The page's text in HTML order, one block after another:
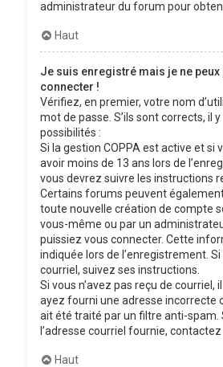
administrateur du forum pour
Haut
Je suis enregistré mais je ne peux
connecter !
Vérifiez, en premier, votre nom
mot de passe. S’ils sont corrects, il
possibilités :
Si la gestion COPPA est active et si
avoir moins de 13 ans lors de
vous devrez suivre les instructions
Certains forums peuvent
toute nouvelle création de compte
vous-même ou par un
puissiez vous connecter. Cette
indiquée lors de l’enregistrement.
courriel, suivez ses instructions.
Si vous n’avez pas reçu de courriel,
ayez fourni une adresse incorrecte
ait été traité par un filtre anti-spam.
l’adresse courriel fournie,
Haut